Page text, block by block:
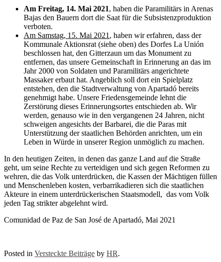
Am Freitag, 14. Mai 2021, haben die Paramilitärs in Arenas
Bajas den Bauern dort die Saat für die Subsistenzproduktion
verboten.
Am Samstag, 15. Mai 2021 , haben wir erfahren, dass der
Kommunale Aktionsrat (siehe oben) des Dorfes La Unión
beschlossen hat, den Gitterzaun um das Monument zu
entfernen, das unsere Gemeinschaft in Erinnerung an das im
Jahr 2000 von Soldaten und Paramilitärs angerichtete
Massaker erbaut hat. Angeblich soll dort ein Spielplatz
entstehen, den die Stadtverwaltung von Apartadó bereits
genehmigt habe. Unsere Friedensgemeinde lehnt die
Zerstörung dieses Erinnerungsortes entschieden ab. Wir
werden, genauso wie in den vergangenen 24 Jahren, nicht
schweigen angesichts der Barbarei, die die Paras mit
Unterstützung der staatlichen Behörden anrichten, um ein
Leben in Würde in unserer Region unmöglich zu machen.
In den heutigen Zeiten, in denen das ganze Land auf die Straße
geht, um seine Rechte zu verteidigen und sich gegen Reformen zu
wehren, die das Volk unterdrücken, die Kassen der Mächtigen füllen
und Menschenleben kosten, verbarrikadieren sich die staatlichen
Akteure in einem unterdrückerischen Staatsmodell, das vom Volk
jeden Tag strikter abgelehnt wird.
Comunidad de Paz de San José de Apartadó, Mai 2021
Posted in Versteckte Beiträge by HR.